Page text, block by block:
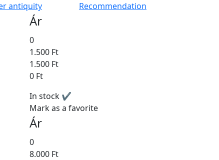
antiquity Recommendation
Ár
0
1.500 Ft
1.500 Ft
0 Ft
In stock ✔
Mark as a favorite
Ár
0
8.000 Ft